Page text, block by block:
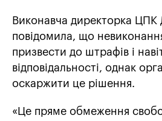
Виконавча директорка
повідомила, що
призвести до штрафів і
відповідальності, однак
оскаржити це рішення.
«Це пряме обмеження